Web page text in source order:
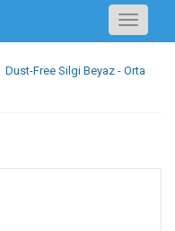
Toggle
Dust-Free Silgi Beyaz - Orta